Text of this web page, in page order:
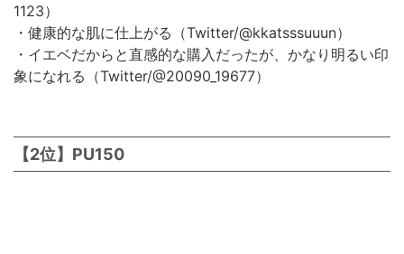
1123）
・健康的な肌に仕上がる（Twitter/@kkatsssuuun）
・イエベだからと直感的な購入だったが、かなり明るい印
象になれる（Twitter/@20090_19677）
【2位】PU150